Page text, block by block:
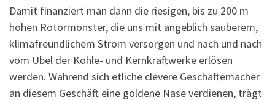
Damit finanziert man dann die riesigen, bis zu 200 m
hohen Rotormonster, die uns mit angeblich sauberem,
klimafreundlichem Strom versorgen und nach und nach
vom Übel der Kohle- und Kernkraftwerke erlösen
werden. Während sich etliche clevere Geschäftemacher
an diesem Geschäft eine goldene Nase verdienen, trägt